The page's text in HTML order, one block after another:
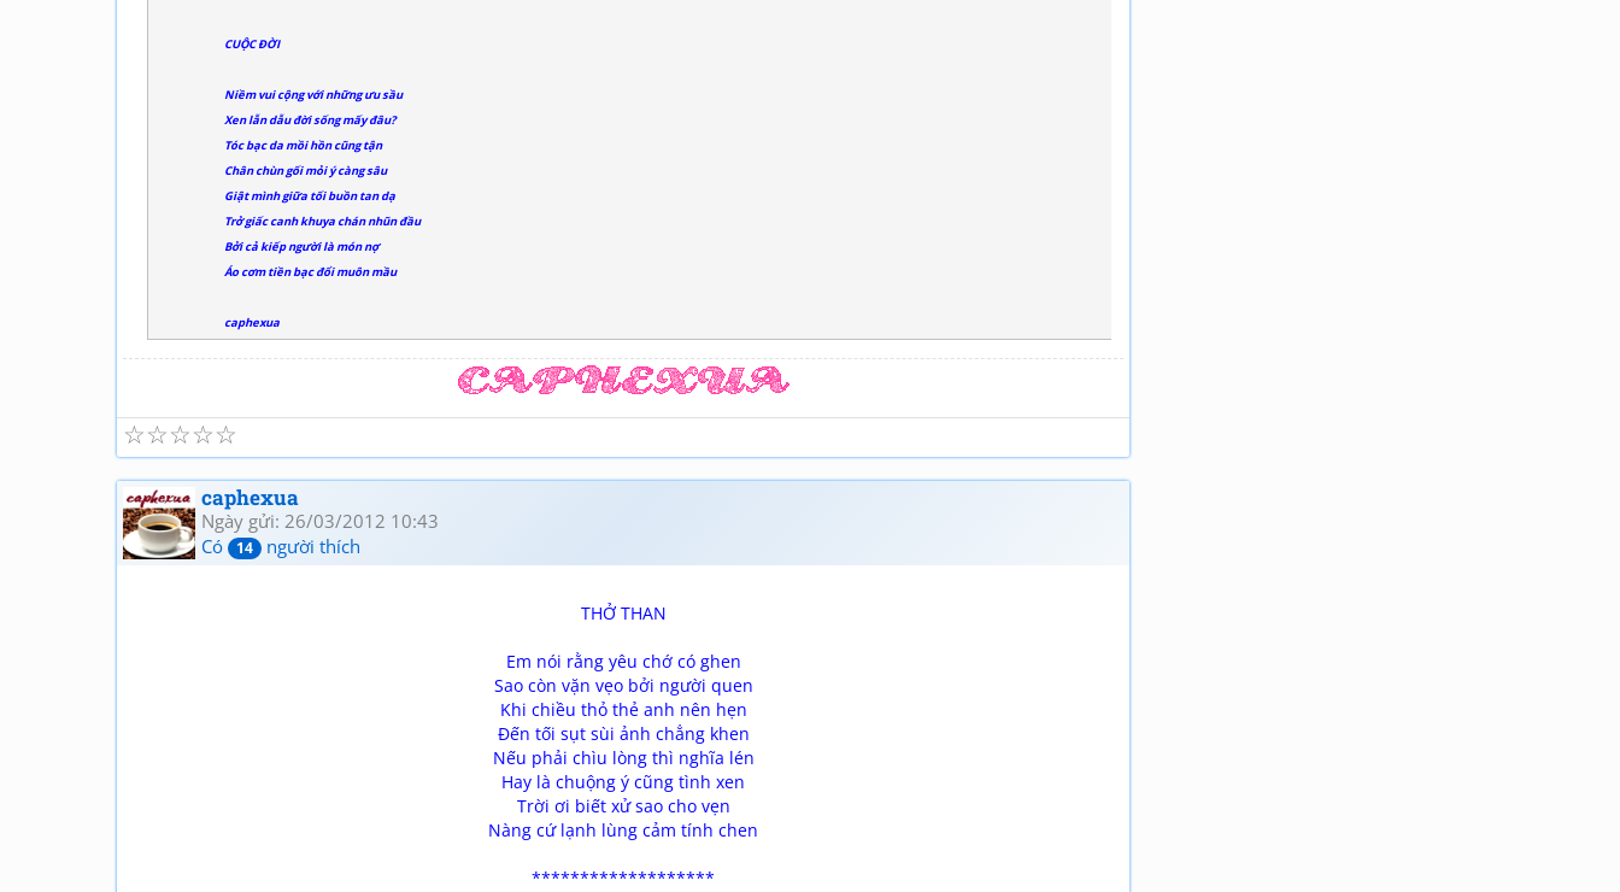
CUỘC ĐỜI
Niềm vui cộng với những ưu sầu
Xen lẫn dẫu đời sống mấy đâu?
Tóc bạc da mồi hồn cũng tận
Chân chùn gối mỏi ý càng sâu
Giật mình giữa tối buồn tan dạ
Trở giấc canh khuya chán nhũn đầu
Bởi cả kiếp người là món nợ
Áo cơm tiền bạc đổi muôn mầu
caphexua
☆
☆
☆
☆
☆
caphexua
Ngày gửi: 26/03/2012 10:43
Có
14 người thích
THỞ THAN
Em nói rằng yêu chớ có ghen
Sao còn vặn vẹo bởi người quen
Khi chiều thỏ thẻ anh nên hẹn
Đến tối sụt sùi ảnh chẳng khen
Nếu phải chìu lòng thì nghĩa lén
Hay là chuộng ý cũng tình xen
Trời ơi biết xử sao cho vẹn
Nàng cứ lạnh lùng cảm tính chen
*******************